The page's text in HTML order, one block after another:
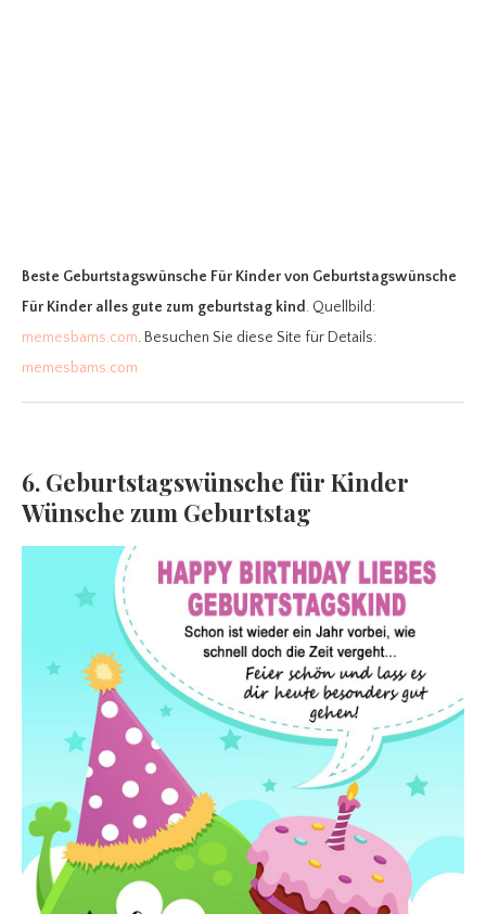
Beste Geburtstagswünsche Für Kindervon Geburtstagswünsche
Für Kinder alles gute zum geburtstag kind. Quellbild:
memesbams.com. Besuchen Sie diese Site für Details:
memesbams.com
6. Geburtstagswünsche für Kinder
Wünsche zum Geburtstag